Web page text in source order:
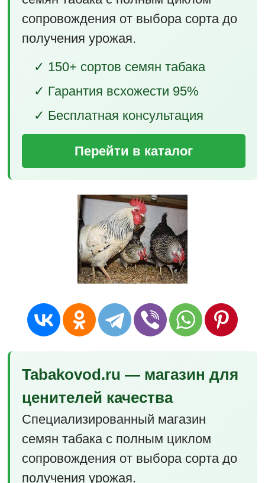
сопровождения от выбора сорта до
получения урожая.
✓ 150+ сортов семян табака
✓ Гарантия всхожести 95%
✓ Бесплатная консультация
Перейти в каталог
Tabakovod.ru — магазин для
ценителей качества
Специализированный магазин
семян табака с полным циклом
сопровождения от выбора сорта до
получения урожая.